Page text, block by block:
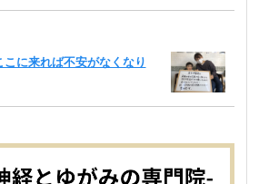
に来れば不安がなくなり